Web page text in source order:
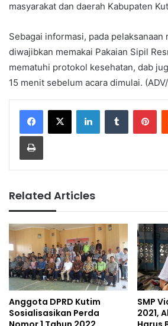
masyarakat dan daerah Kabupaten
Sebagai informasi, pada
diwajibkan memakai Pakaian Sipil
mematuhi protokol kesehatan, dab
15 menit sebelum acara dimulai.
LinkedInTumblr
Print
Related Articles
Anggota DPRD Kutim
Sosialisasikan Perda
SMP
2021,